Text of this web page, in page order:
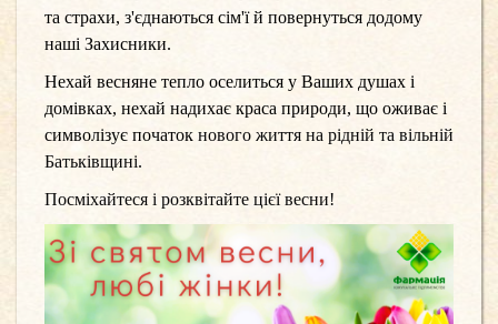
та страхи, з'єднаються сім'ї й повернуться додому
наші Захисники.
Нехай весняне тепло оселиться у Ваших душах і
домівках, нехай надихає краса природи, що оживає і
символізує початок нового життя на рідній та вільній
Батьківщині.
Посміхайтеся і розквітайте цієї весни!